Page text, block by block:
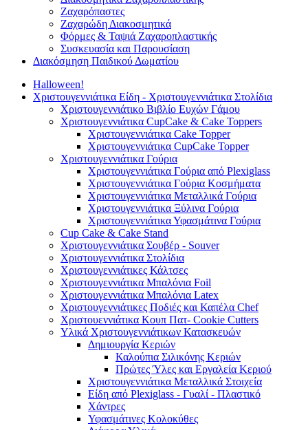
Ζαχαρόπαστες
Ζαχαρώδη Διακοσμητικά
Φόρμες & Ταψιά Ζαχαροπλαστικής
Συσκευασία και Παρουσίαση
Διακόσμηση Παιδικού Δωματίου
Halloween!
Χριστουγεννιάτικα Είδη - Χριστουγεννιάτικα Στολίδια
Χριστουγεννιάτικο Βιβλίο Ευχών Γάμου
Χριστουγεννιάτικα CupCake & Cake Toppers
Χριστουγεννιάτικα Cake Topper
Χριστουγεννιάτικα CupCake Topper
Χριστουγεννιάτικα Γούρια
Χριστουγεννιάτικα Γούρια από Plexiglass
Χριστουγεννιάτικα Γούρια Κοσμήματα
Χριστουγεννιάτικα Μεταλλικά Γούρια
Χριστουγεννιάτικα Ξύλινα Γούρια
Χριστουγεννιάτικα Υφασμάτινα Γούρια
Cup Cake & Cake Stand
Χριστουγεννιάτικα Σουβέρ - Souver
Χριστουγεννιάτικα Στολίδια
Χριστουγεννιάτικες Κάλτσες
Χριστουγεννιάτικα Μπαλόνια Foil
Χριστουγεννιάτικα Μπαλόνια Latex
Χριστουγεννιάτικες Ποδιές και Καπέλα Chef
Χριστουεννιάτικα Κουπ Πατ- Cookie Cutters
Υλικά Χριστουγεννιάτικων Κατασκευών
Δημιουργία Κεριών
Καλούπια Σιλικόνης Κεριών
Πρώτες Ύλες και Εργαλεία Κεριού
Χριστουγεννιάτικα Μεταλλικά Στοιχεία
Είδη από Plexiglass - Γυαλί - Πλαστικό
Χάντρες
Υφασμάτινες Κολοκύθες